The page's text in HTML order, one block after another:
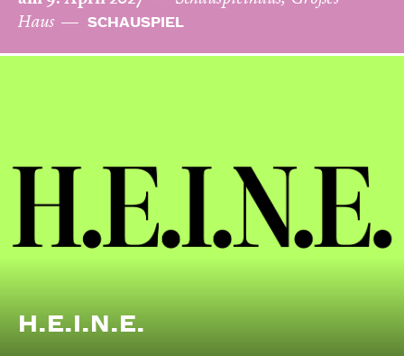
Haus
SCHAUSPIEL
H.E.I.N.E.